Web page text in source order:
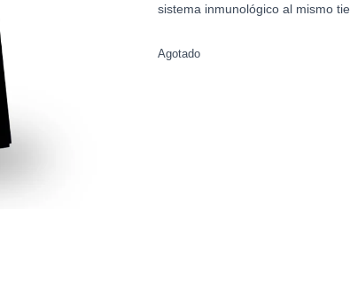
sistema inmunológico al mismo
Agotado